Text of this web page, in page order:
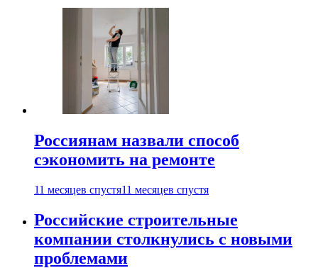
Россиянам назвали способ
сэкономить на ремонте
11 месяцев спустя11 месяцев спустя
Российские строительные
компании столкнулись с новыми
проблемами